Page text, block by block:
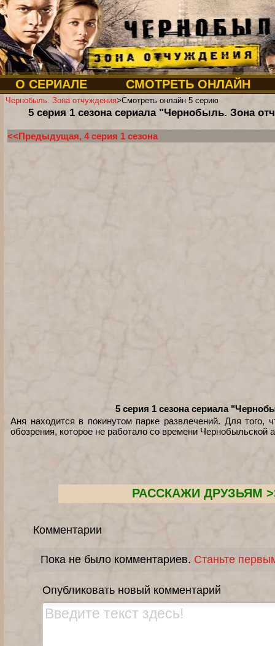
О СЕРИАЛЕ СМОТРЕТЬ ОНЛАЙН
Чернобыль. Зона отчуждения>Смотреть онлайн 5 серию
5 серия 1 сезона сериала "Чернобыль. Зона
<<Предыдущая, 4 серия 1 сезона
5 серия 1 сезона сериала
Аня находится в покинутом парке развлечений. Для того,
обозрения, которое не работало со времени Чернобыльской
РАССКАЖИ ДРУЗЬЯМ
Комментарии
Пока не было комментариев. Станьте
Опубликовать новый комментарий